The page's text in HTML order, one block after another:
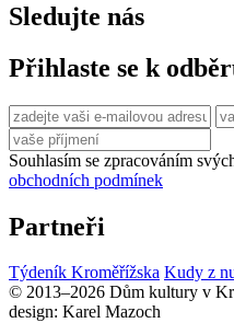
Sledujte nás
Přihlaste se k
Souhlasím se zpracováním
obchodních podmínek
Partneři
Týdeník Kroměřížska Kudy z
© 2013–2026 Dům kultury v
design: Karel Mazoch